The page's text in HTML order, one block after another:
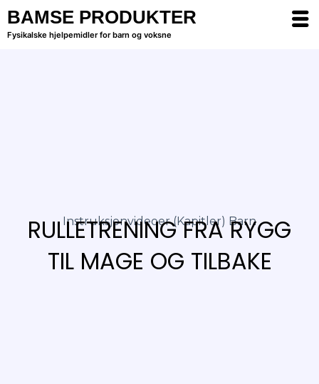
BAMSE PRODUKTER
Fysikalske hjelpemidler for barn og voksne
Instruksjonvideoer (kapitler) Barn
RULLETRENING FRA RYGG
TIL MAGE OG TILBAKE